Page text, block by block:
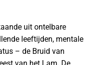
uit ontelbare
leeftijden, mentale
– de Bruid van